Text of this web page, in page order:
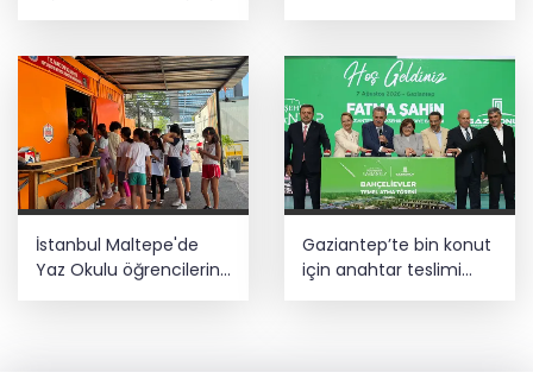
temsil edecek
arasında ortak
imzalandı
İstanbul Maltepe'de
Yaz Okulu öğrencilerine
afet bilinci
Gaziantep’te bin konut
için anahtar teslimi
yapıldı... 5 bin konutluk